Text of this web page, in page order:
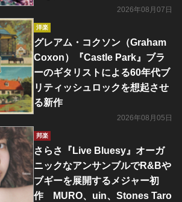
2026年08月07日
洋楽
グレアム・コクソン（Graham
Coxon）『Castle Park』ブラ
ーのギタリストによる60年代ブ
リティッシュロックを想起させ
る新作
2026年08月05日
邦楽
さらさ『Live Bluesy』オーガ
ニックなアンサンブルでR&Bや
ブギーを展開するメジャー初
作 MURO、uin、Stones Taro